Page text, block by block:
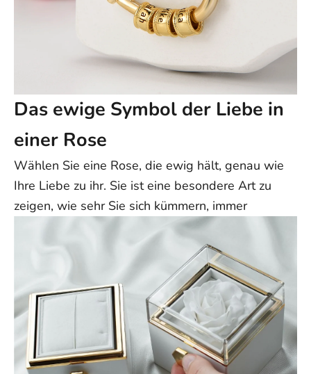
Das ewige Symbol der Liebe in
einer Rose
Wählen Sie eine Rose, die ewig hält, genau wie
Ihre Liebe zu ihr. Sie ist eine besondere Art zu
zeigen, wie sehr Sie sich kümmern, immer